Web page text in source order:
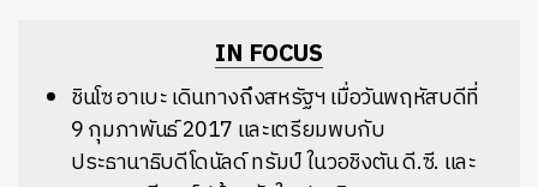
IN FOCUS
ชินโซ อาเบะ เดินทางถึงสหรัฐฯ เมื่อวันพฤหัสบดีที่
9 กุมภาพันธ์ 2017 และเตรียมพบกับ
ประธานาธิบดีโดนัลด์ ทรัมป์ ในวอชิงตัน ดี.ซี. และ